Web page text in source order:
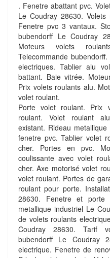
. Fenetre abattant pvc.
Le Coudray 28630.
Fenetre pvc 3 vantaux.
bubendorff Le Coudray
Moteurs volets
Telecommande
electriques. Tablier alu
battant. Baie vitrée.
Prix volets roulants alu.
volet roulant.
Porte volet roulant. Prix
roulant. Volet roulant
existant. Rideau
fenetre pvc. Tablier volet
cher. Portes en pvc.
coulissante avec volet
cher. Axe motorisé volet
volet roulant. Portes de
roulant pour porte.
28630. Fenetre et porte
metallique industriel Le
de volets roulants
Coudray 28630. Tarif
bubendorff Le Coudray
electrique. Fenetre de